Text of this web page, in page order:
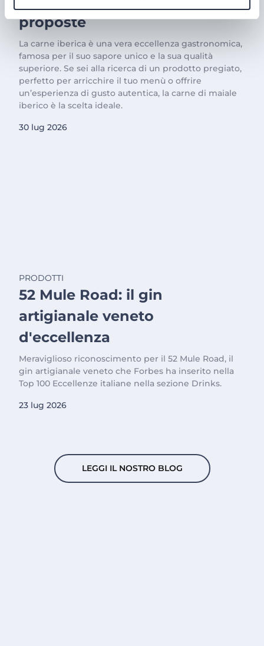
proposte
La carne iberica è una vera eccellenza gastronomica,
famosa per il suo sapore unico e la sua qualità
superiore. Se sei alla ricerca di un prodotto pregiato,
perfetto per arricchire il tuo menù o offrire
un’esperienza di gusto autentica, la carne di maiale
iberico è la scelta ideale.
30 lug 2026
PRODOTTI
52 Mule Road: il gin
artigianale veneto
d'eccellenza
Meraviglioso riconoscimento per il 52 Mule Road, il
gin artigianale veneto che Forbes ha inserito nella
Top 100 Eccellenze italiane nella sezione Drinks.
23 lug 2026
LEGGI IL NOSTRO BLOG